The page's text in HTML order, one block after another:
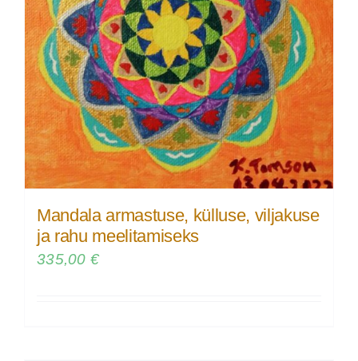
Mandala armastuse, külluse, viljakuse
ja rahu meelitamiseks
335,00 €